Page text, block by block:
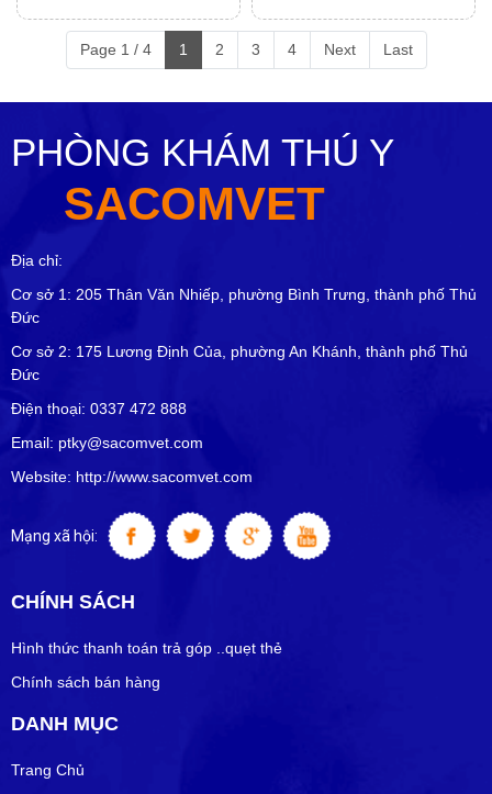
Page 1 / 4 1 2 3 4 Next Last
PHÒNG KHÁM THÚ Y
SACOMVET
Địa chỉ:
Cơ sở 1: 205 Thân Văn Nhiếp, phường Bình Trưng, thành phố Thủ
Đức
Cơ sở 2: 175 Lương Định Của, phường An Khánh, thành phố Thủ
Đức
Điện thoại: 0337 472 888
Email: ptky@sacomvet.com
Website: http://www.sacomvet.com
Mạng xã hội:
CHÍNH SÁCH
Hình thức thanh toán trả góp ..quẹt thẻ
Chính sách bán hàng
DANH MỤC
Trang Chủ